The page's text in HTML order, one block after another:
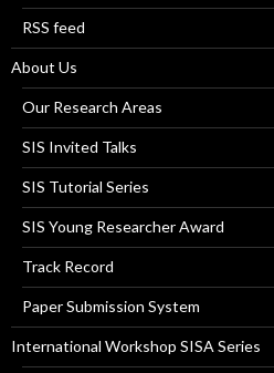
RSS feed
About Us
Our Research Areas
SIS Invited Talks
SIS Tutorial Series
SIS Young Researcher Award
Track Record
Paper Submission System
International Workshop SISA Series